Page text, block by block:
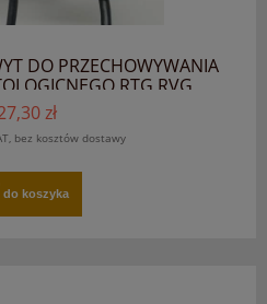
DO PRZECHOWYWANIA
RTG RVG
zł
bez kosztów dostawy
do koszyka